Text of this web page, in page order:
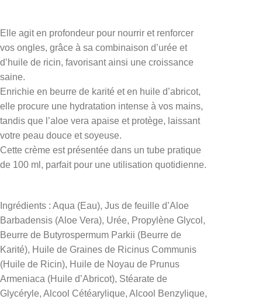
Elle agit en profondeur pour nourrir et renforcer
vos ongles, grâce à sa combinaison d’urée et
d’huile de ricin, favorisant ainsi une croissance
saine.
Enrichie en beurre de karité et en huile d’abricot,
elle procure une hydratation intense à vos mains,
tandis que l’aloe vera apaise et protège, laissant
votre peau douce et soyeuse.
Cette crème est présentée dans un tube pratique
de 100 ml, parfait pour une utilisation quotidienne.
Ingrédients : Aqua (Eau), Jus de feuille d’Aloe
Barbadensis (Aloe Vera), Urée, Propylène Glycol,
Beurre de Butyrospermum Parkii (Beurre de
Karité), Huile de Graines de Ricinus Communis
(Huile de Ricin), Huile de Noyau de Prunus
Armeniaca (Huile d’Abricot), Stéarate de
Glycéryle, Alcool Cétéarylique, Alcool Benzylique,